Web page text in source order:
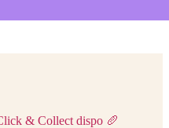
& Collect dispo 🥖